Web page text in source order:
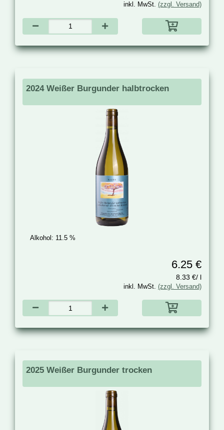
inkl. MwSt. (zzgl. Versand)
2024 Weißer Burgunder halbtrocken
Alkohol: 11.5 %
6.25 €
8.33 €/ l
inkl. MwSt. (zzgl. Versand)
2025 Weißer Burgunder trocken